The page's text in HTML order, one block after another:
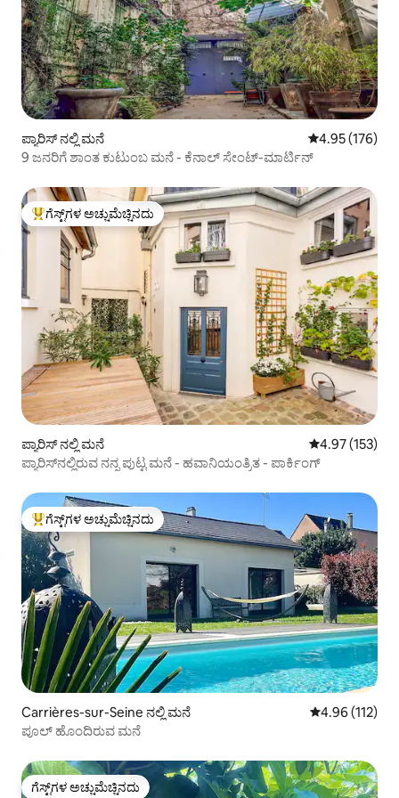
ಪ್ಯಾರಿಸ್ ನಲ್ಲಿ ಮನೆ 5 ರಲ್ಲಿ 4.95
4.95 (176)
9 ಜನರಿಗೆ ಶಾಂತ ಕುಟುಂಬ ಮನೆ - ಕೆನಾಲ್ ಸೇಂಟ್-ಮಾರ್ಟಿನ್
ಗೆಸ್ಟ್‌ಗಳಿಗೆ ಅತಿ ಹೆಚ್ಚು ಅಚ್ಚುಮೆಚ್ಚಿನದು
ಗೆಸ್ಟ್‌ಗಳ ಅಚ್ಚುಮೆಚ್ಚಿನದು
ಪ್ಯಾರಿಸ್ ನಲ್ಲಿ ಮನೆ 5 ರಲ್ಲಿ 4.97
4.97 (153)
ಪ್ಯಾರಿಸ್‌ನಲ್ಲಿರುವ ನನ್ನ ಪುಟ್ಟ ಮನೆ - ಹವಾನಿಯಂತ್ರಿತ - ಪಾರ್ಕಿಂಗ್
ಗೆಸ್ಟ್‌ಗಳಿಗೆ ಅತಿ ಹೆಚ್ಚು ಅಚ್ಚುಮೆಚ್ಚಿನದು
ಗೆಸ್ಟ್‌ಗಳ ಅಚ್ಚುಮೆಚ್ಚಿನದು
Carrières-sur-Seine ನಲ್ಲಿ ಮನೆ 5 ರಲ್ಲಿ 4.96
4.96 (112)
ಪೂಲ್ ಹೊಂದಿರುವ ಮನೆ
ಗೆಸ್ಟ್‌ಗಳ ಅಚ್ಚುಮೆಚ್ಚಿನದು
ಗೆಸ್ಟ್‌ಗಳ ಅಚ್ಚುಮೆಚ್ಚಿನದು